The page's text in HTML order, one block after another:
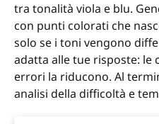
tra tonalità viola e blu.
con punti colorati che
solo se i toni vengono
adatta alle tue risposte: le
errori la riducono. Al
analisi della difficoltà e